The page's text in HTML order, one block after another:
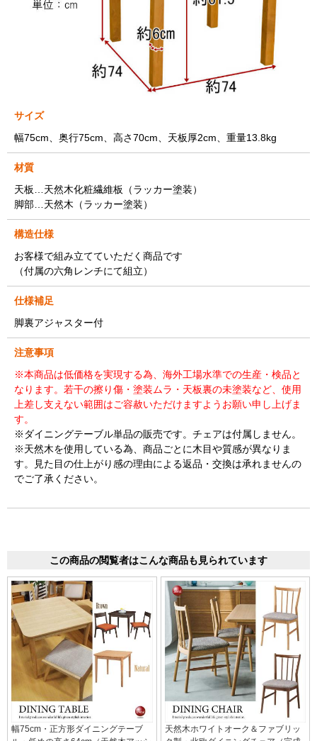
サイズ
幅75cm、奥行75cm、高さ70cm、天板厚2cm、重量13.8kg
材質
天板…天然木化粧繊維板（ラッカー塗装）
脚部…天然木（ラッカー塗装）
構造仕様
お客様で組み立てていただく商品です
（付属の六角レンチにて組立）
仕様補足
脚裏アジャスター付
注意事項
※本商品は低価格を実現する為、海外工場水準での生産・検品と
なります。若干の擦り傷・塗装ムラ・天板裏の未塗装など、使用
上差し支えない範囲はご容赦いただけますようお願い申し上げま
す。
※ダイニングテーブル単品の販売です。チェアは付属しません。
※天然木を使用している為、商品ごとに木目や質感が異なりま
す。見た目の仕上がり感の理由による返品・交換は承れませんの
でご了承ください。
この商品の閲覧者はこんな商品も見られています
幅75cm・正方形ダイニングテーブ
天然木ホワイトオーク＆ファブリッ